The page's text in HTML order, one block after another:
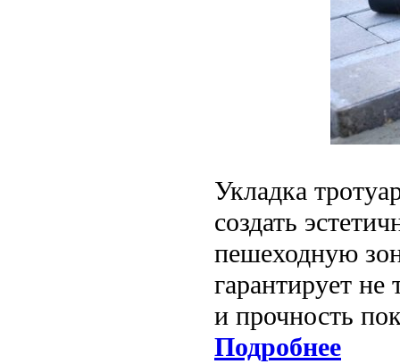
Укладка
создать
пешеходную
гарантирует
и прочность
Подробнее